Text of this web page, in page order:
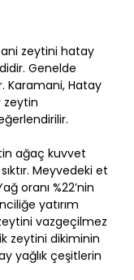
zeytini hatay
Genelde
Karamani, Hatay
zeytin
ağaç kuvvet
Meyvedeki et
oranı %22’nin
yatırım
vazgeçilmez
zeytini dikiminin
yağlık çeşitlerin